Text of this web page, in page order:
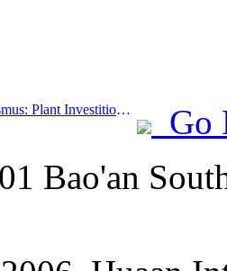
Prev:Huangshan Tourismus: Plant Investitionen in Höhe von 530 Millionen Yuan für Hotelrenovierungen
Go
Bao'an